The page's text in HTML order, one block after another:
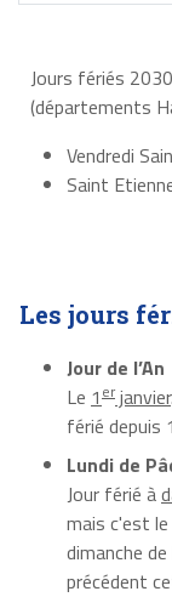
Jours fériés
(départements
Vendredi
Saint
Les jours
Jour de l’An
Le 1 er janvier
férié depuis
Lundi de
Jour férié à
mais c'est
dimanche
précédent